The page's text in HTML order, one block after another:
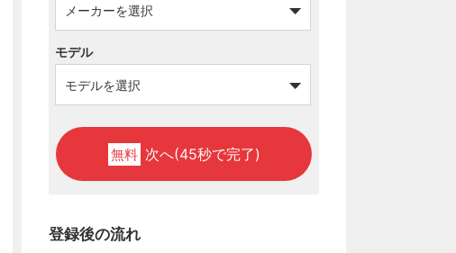
モデル
無料 次へ(45秒で完了)
登録後の流れ